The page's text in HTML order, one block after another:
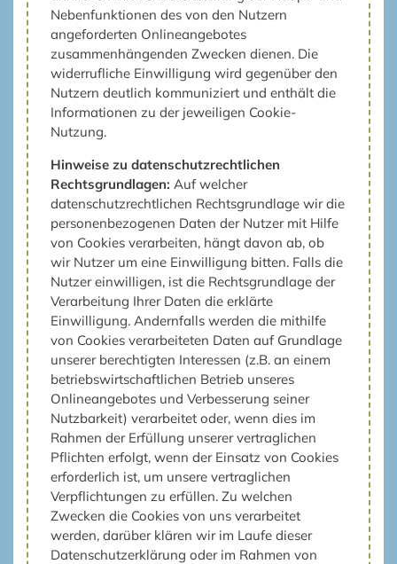
Nebenfunktionen des von den Nutzern
angeforderten Onlineangebotes
zusammenhängenden Zwecken dienen. Die
widerrufliche Einwilligung wird gegenüber den
Nutzern deutlich kommuniziert und enthält die
Informationen zu der jeweiligen Cookie-
Nutzung.
Hinweise zu datenschutzrechtlichen
Rechtsgrundlagen: Auf welcher
datenschutzrechtlichen Rechtsgrundlage wir die
personenbezogenen Daten der Nutzer mit Hilfe
von Cookies verarbeiten, hängt davon ab, ob
wir Nutzer um eine Einwilligung bitten. Falls die
Nutzer einwilligen, ist die Rechtsgrundlage der
Verarbeitung Ihrer Daten die erklärte
Einwilligung. Andernfalls werden die mithilfe
von Cookies verarbeiteten Daten auf Grundlage
unserer berechtigten Interessen (z.B. an einem
betriebswirtschaftlichen Betrieb unseres
Onlineangebotes und Verbesserung seiner
Nutzbarkeit) verarbeitet oder, wenn dies im
Rahmen der Erfüllung unserer vertraglichen
Pflichten erfolgt, wenn der Einsatz von Cookies
erforderlich ist, um unsere vertraglichen
Verpflichtungen zu erfüllen. Zu welchen
Zwecken die Cookies von uns verarbeitet
werden, darüber klären wir im Laufe dieser
Datenschutzerklärung oder im Rahmen von